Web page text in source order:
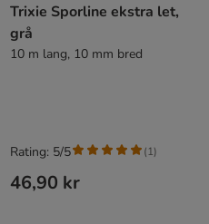
Trixie Sporline ekstra let,
grå
10 m lang, 10 mm bred
46,90 kr
Rating: 5/5 (1)